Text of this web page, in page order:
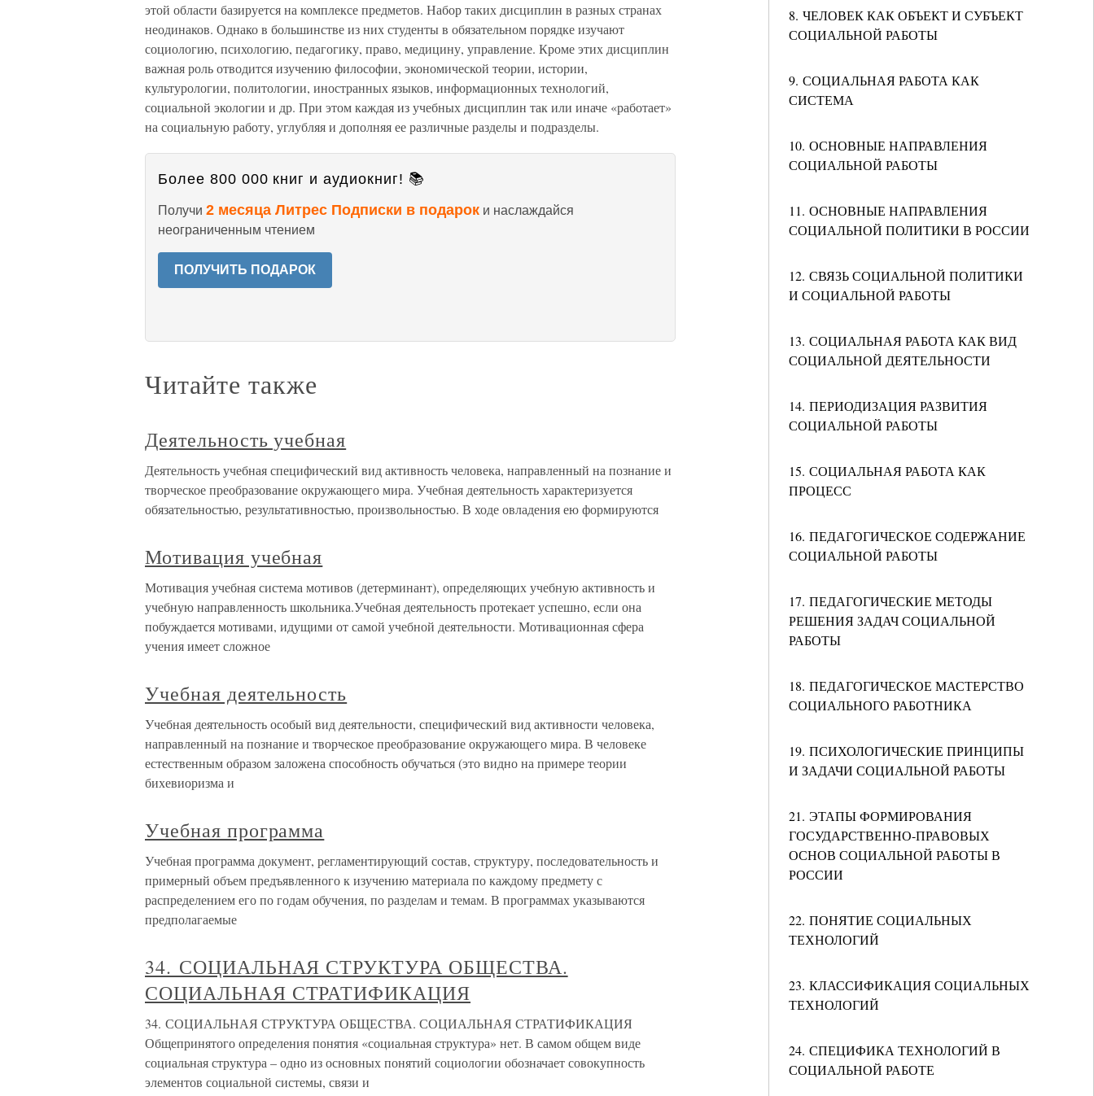
8. ЧЕЛОВЕК КАК ОБЪЕКТ И СУБЪЕКТ
СОЦИАЛЬНОЙ РАБОТЫ
9. СОЦИАЛЬНАЯ РАБОТА КАК
СИСТЕМА
10. ОСНОВНЫЕ НАПРАВЛЕНИЯ
СОЦИАЛЬНОЙ РАБОТЫ
11. ОСНОВНЫЕ НАПРАВЛЕНИЯ
СОЦИАЛЬНОЙ ПОЛИТИКИ В РОССИИ
12. СВЯЗЬ СОЦИАЛЬНОЙ ПОЛИТИКИ
И СОЦИАЛЬНОЙ РАБОТЫ
13. СОЦИАЛЬНАЯ РАБОТА КАК ВИД
СОЦИАЛЬНОЙ ДЕЯТЕЛЬНОСТИ
14. ПЕРИОДИЗАЦИЯ РАЗВИТИЯ
СОЦИАЛЬНОЙ РАБОТЫ
15. СОЦИАЛЬНАЯ РАБОТА КАК
ПРОЦЕСС
16. ПЕДАГОГИЧЕСКОЕ СОДЕРЖАНИЕ
СОЦИАЛЬНОЙ РАБОТЫ
17. ПЕДАГОГИЧЕСКИЕ МЕТОДЫ
РЕШЕНИЯ ЗАДАЧ СОЦИАЛЬНОЙ
РАБОТЫ
18. ПЕДАГОГИЧЕСКОЕ МАСТЕРСТВО
СОЦИАЛЬНОГО РАБОТНИКА
19. ПСИХОЛОГИЧЕСКИЕ ПРИНЦИПЫ
И ЗАДАЧИ СОЦИАЛЬНОЙ РАБОТЫ
21. ЭТАПЫ ФОРМИРОВАНИЯ
ГОСУДАРСТВЕННО-ПРАВОВЫХ
ОСНОВ СОЦИАЛЬНОЙ РАБОТЫ В
РОССИИ
22. ПОНЯТИЕ СОЦИАЛЬНЫХ
ТЕХНОЛОГИЙ
23. КЛАССИФИКАЦИЯ СОЦИАЛЬНЫХ
ТЕХНОЛОГИЙ
24. СПЕЦИФИКА ТЕХНОЛОГИЙ В
СОЦИАЛЬНОЙ РАБОТЕ
этой области базируется на комплексе предметов. Набор таких дисциплин в разных странах
неодинаков. Однако в большинстве из них студенты в обязательном порядке изучают
социологию, психологию, педагогику, право, медицину, управление. Кроме этих дисциплин
важная роль отводится изучению философии, экономической теории, истории,
культурологии, политологии, иностранных языков, информационных технологий,
социальной экологии и др. При этом каждая из учебных дисциплин так или иначе «работает»
на социальную работу, углубляя и дополняя ее различные разделы и подразделы.
Более 800 000 книг и аудиокниг! 📚
Получи 2 месяца Литрес Подписки в подарок и наслаждайся
неограниченным чтением
ПОЛУЧИТЬ ПОДАРОК
Читайте также
Деятельность учебная
Деятельность учебная специфический вид активность человека, направленный на познание и
творческое преобразование окружающего мира. Учебная деятельность характеризуется
обязательностью, результативностью, произвольностью. В ходе овладения ею формируются
Мотивация учебная
Мотивация учебная система мотивов (детерминант), определяющих учебную активность и
учебную направленность школьника.Учебная деятельность протекает успешно, если она
побуждается мотивами, идущими от самой учебной деятельности. Мотивационная сфера
учения имеет сложное
Учебная деятельность
Учебная деятельность особый вид деятельности, специфический вид активности человека,
направленный на познание и творческое преобразование окружающего мира. В человеке
естественным образом заложена способность обучаться (это видно на примере теории
бихевиоризма и
Учебная программа
Учебная программа документ, регламентирующий состав, структуру, последовательность и
примерный объем предъявленного к изучению материала по каждому предмету с
распределением его по годам обучения, по разделам и темам. В программах указываются
предполагаемые
34. СОЦИАЛЬНАЯ СТРУКТУРА ОБЩЕСТВА.
СОЦИАЛЬНАЯ СТРАТИФИКАЦИЯ
34. СОЦИАЛЬНАЯ СТРУКТУРА ОБЩЕСТВА. СОЦИАЛЬНАЯ СТРАТИФИКАЦИЯ
Общепринятого определения понятия «социальная структура» нет. В самом общем виде
социальная структура – одно из основных понятий социологии обозначает совокупность
элементов социальной системы, связи и